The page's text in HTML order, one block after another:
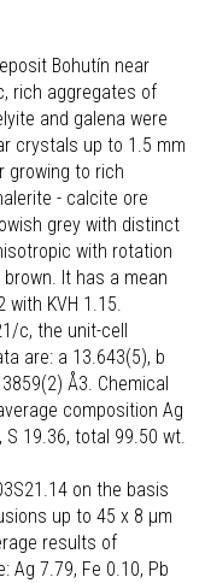
Bohutín near
rich aggregates of
and galena were
crystals up to 1.5 mm
growing to rich
- calcite ore
grey with distinct
with rotation
It has a mean
with KVH 1.15.
c, the unit-cell
are: a 13.643(5), b
Å3. Chemical
composition Ag
S 19.36, total 99.50 wt.
on the basis
up to 45 x 8 μm
results of
Ag 7.79, Fe 0.10, Pb